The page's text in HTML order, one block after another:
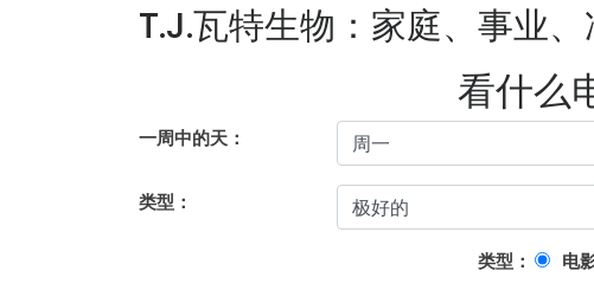
T.J.瓦特生物：家庭、事业
看什么
一周中的天：
类型：
类型： 电